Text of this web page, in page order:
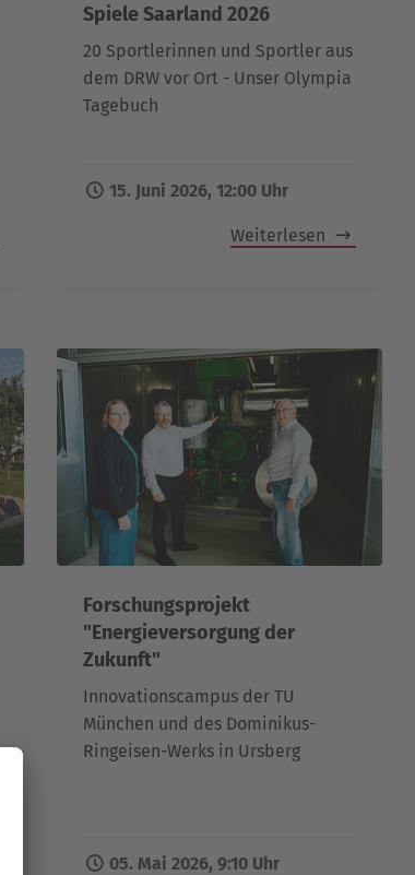
Spiele Saarland 2026
20 Sportlerinnen und Sportler aus
dem DRW vor Ort - Unser Olympia
Tagebuch
15. Juni 2026, 12:00 Uhr
Weiterlesen
Forschungsprojekt
"Energieversorgung der
Zukunft"
Innovationscampus der TU
München und des Dominikus-
Ringeisen-Werks in Ursberg
05. Mai 2026, 9:10 Uhr